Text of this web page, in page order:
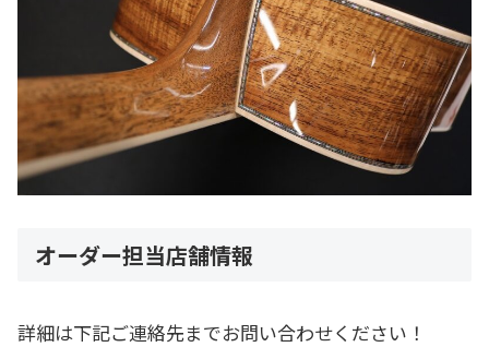
オーダー担当店舗情報
詳細は下記ご連絡先までお問い合わせください！